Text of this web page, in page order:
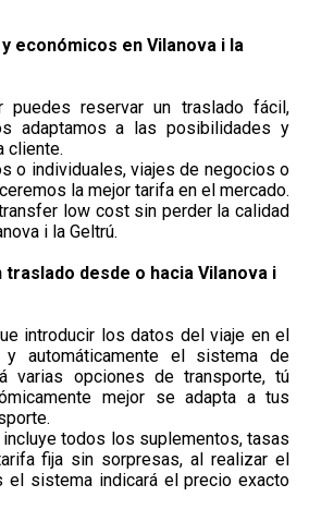
económicos en ​Vilanova i la
puedes reservar un traslado fácil,
adaptamos a las posibilidades y
cliente.
o individuales, viajes de negocios o
la mejor tarifa en el mercado.
low cost sin perder la calidad
i la Geltrú.
desde o hacia Vilanova i
introducir los datos del viaje en el
automáticamente el sistema de
varias opciones de transporte, tú
mejor se adapta a tus
todos los suplementos, tasas
fija sin sorpresas, al realizar el
el sistema indicará el precio exacto